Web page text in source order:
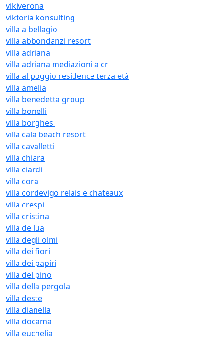
vikiverona
viktoria konsulting
villa a bellagio
villa abbondanzi resort
villa adriana
villa adriana mediazioni a cr
villa al poggio residence terza età
villa amelia
villa benedetta group
villa bonelli
villa borghesi
villa cala beach resort
villa cavalletti
villa chiara
villa ciardi
villa cora
villa cordevigo relais e chateaux
villa crespi
villa cristina
villa de lua
villa degli olmi
villa dei fiori
villa dei papiri
villa del pino
villa della pergola
villa deste
villa dianella
villa docama
villa euchelia